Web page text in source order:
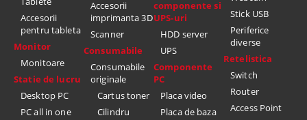
Accesorii
pentru tableta
Monitor
Monitoare
Statie de lucru
Desktop PC
PC all in one
Accesorii
imprimanta 3D
Scanner
Consumabile
Consumabile
originale
Cartus toner
Cilindru
componente si
UPS-uri
HDD server
UPS
Componente
PC
Placa video
Placa de baza
Stick USB
Periferice
diverse
Retelistica
Switch
Router
Access Point